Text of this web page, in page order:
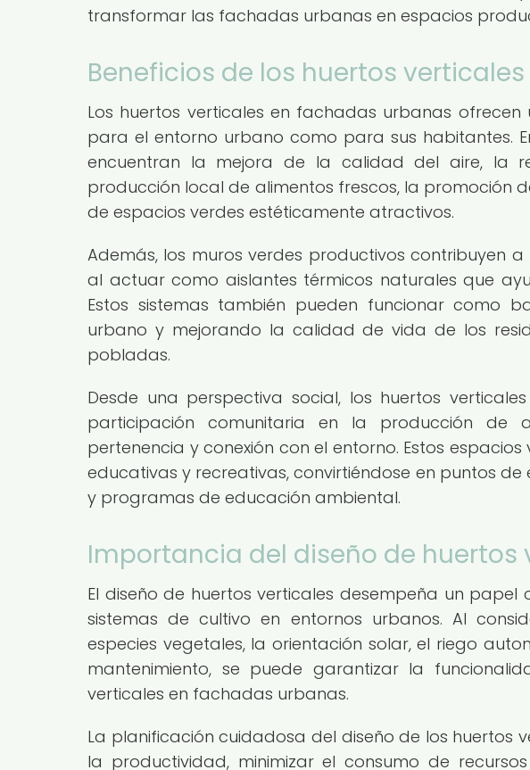
transformar las fachadas urbanas en espacios
Beneficios de los huertos
Los huertos verticales en fachadas urbanas
para el entorno urbano como para sus habitantes.
encuentran la mejora de la calidad del aire, la
producción local de alimentos frescos, la promoción
de espacios verdes estéticamente atractivos.
Además, los muros verdes productivos contribuyen
al actuar como aislantes térmicos naturales que
Estos sistemas también pueden funcionar como
urbano y mejorando la calidad de vida de los
pobladas.
Desde una perspectiva social, los huertos
participación comunitaria en la producción de
pertenencia y conexión con el entorno. Estos
educativas y recreativas, convirtiéndose en puntos
y programas de educación ambiental.
Importancia del diseño de huertos
El diseño de huertos verticales desempeña un
sistemas de cultivo en entornos urbanos. Al
especies vegetales, la orientación solar, el riego
mantenimiento, se puede garantizar la
verticales en fachadas urbanas.
La planificación cuidadosa del diseño de los huertos
la productividad, minimizar el consumo de